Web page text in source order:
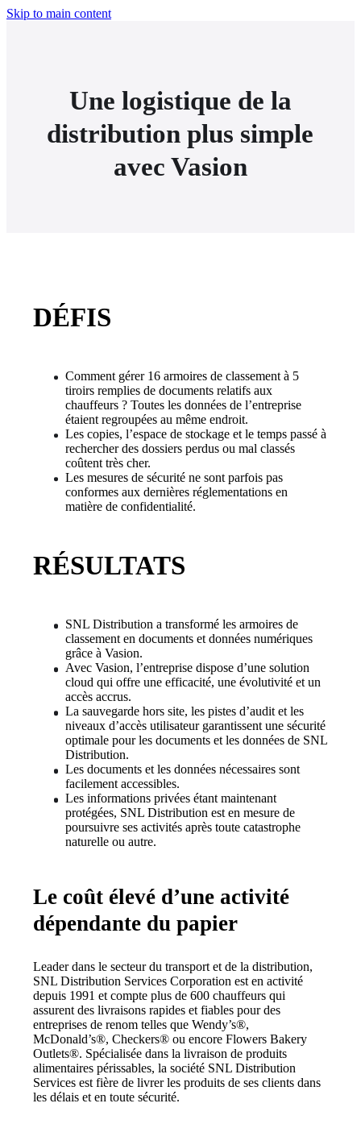
Skip to main content
Une logistique de la
distribution plus simple
avec Vasion
DÉFIS
Comment gérer 16 armoires de classement à 5
tiroirs remplies de documents relatifs aux
chauffeurs ? Toutes les données de l’entreprise
étaient regroupées au même endroit.
Les copies, l’espace de stockage et le temps passé à
rechercher des dossiers perdus ou mal classés
coûtent très cher.
Les mesures de sécurité ne sont parfois pas
conformes aux dernières réglementations en
matière de confidentialité.
RÉSULTATS
SNL Distribution a transformé les armoires de
classement en documents et données numériques
grâce à Vasion.
Avec Vasion, l’entreprise dispose d’une solution
cloud qui offre une efficacité, une évolutivité et un
accès accrus.
La sauvegarde hors site, les pistes d’audit et les
niveaux d’accès utilisateur garantissent une sécurité
optimale pour les documents et les données de SNL
Distribution.
Les documents et les données nécessaires sont
facilement accessibles.
Les informations privées étant maintenant
protégées, SNL Distribution est en mesure de
poursuivre ses activités après toute catastrophe
naturelle ou autre.
Le coût élevé d’une activité
dépendante du papier
Leader dans le secteur du transport et de la distribution,
SNL Distribution Services Corporation est en activité
depuis 1991 et compte plus de 600 chauffeurs qui
assurent des livraisons rapides et fiables pour des
entreprises de renom telles que Wendy’s®,
McDonald’s®, Checkers® ou encore Flowers Bakery
Outlets®. Spécialisée dans la livraison de produits
alimentaires périssables, la société SNL Distribution
Services est fière de livrer les produits de ses clients dans
les délais et en toute sécurité.